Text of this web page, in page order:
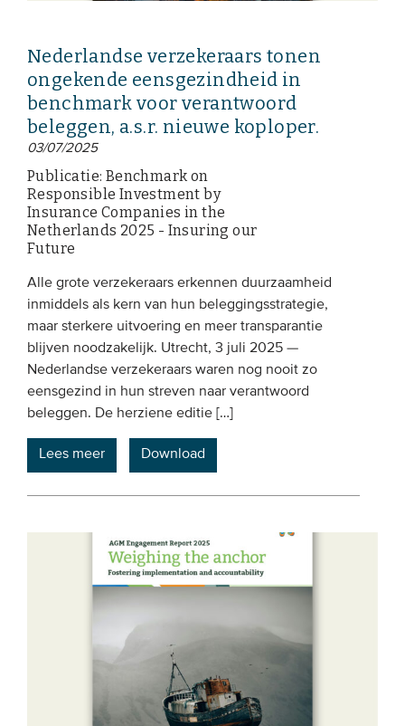
Nederlandse verzekeraars tonen
ongekende eensgezindheid in
benchmark voor verantwoord
beleggen, a.s.r. nieuwe koploper.
03/07/2025
Publicatie: Benchmark on
Responsible Investment by
Insurance Companies in the
Netherlands 2025 - Insuring our
Future
Alle grote verzekeraars erkennen duurzaamheid
inmiddels als kern van hun beleggingsstrategie,
maar sterkere uitvoering en meer transparantie
blijven noodzakelijk. Utrecht, 3 juli 2025 —
Nederlandse verzekeraars waren nog nooit zo
eensgezind in hun streven naar verantwoord
beleggen. De herziene editie […]
Lees meer Download